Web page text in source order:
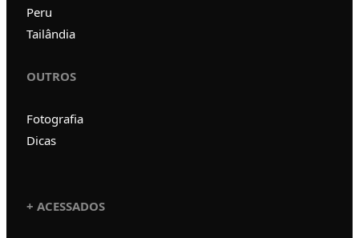
Peru
Tailândia
OUTROS
Fotografia
Dicas
+ ACESSADOS